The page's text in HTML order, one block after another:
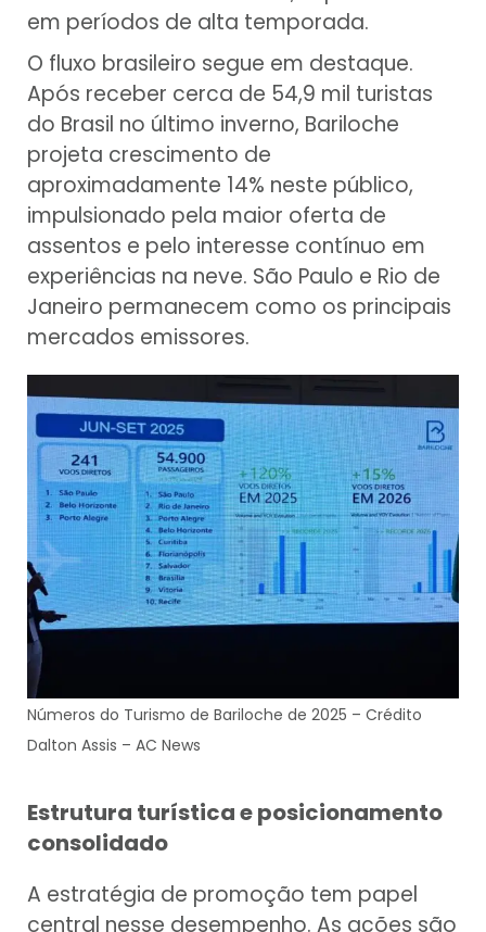
em períodos de alta temporada.
O fluxo brasileiro segue em destaque.
Após receber cerca de 54,9 mil turistas
do Brasil no último inverno, Bariloche
projeta crescimento de
aproximadamente 14% neste público,
impulsionado pela maior oferta de
assentos e pelo interesse contínuo em
experiências na neve. São Paulo e Rio de
Janeiro permanecem como os principais
mercados emissores.
Números do Turismo de Bariloche de 2025 – Crédito
Dalton Assis – AC News
Estrutura turística e posicionamento
consolidado
A estratégia de promoção tem papel
central nesse desempenho. As ações são